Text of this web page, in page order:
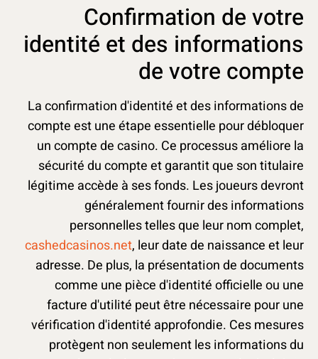
Confirmation de votre
identité et des informations
de votre compte
La confirmation d'identité et des informations de
compte est une étape essentielle pour débloquer
un compte de casino. Ce processus améliore la
sécurité du compte et garantit que son titulaire
légitime accède à ses fonds. Les joueurs devront
généralement fournir des informations
personnelles telles que leur nom complet,
cashedcasinos.net, leur date de naissance et leur
adresse. De plus, la présentation de documents
comme une pièce d'identité officielle ou une
facture d'utilité peut être nécessaire pour une
vérification d'identité approfondie. Ces mesures
protègent non seulement les informations du